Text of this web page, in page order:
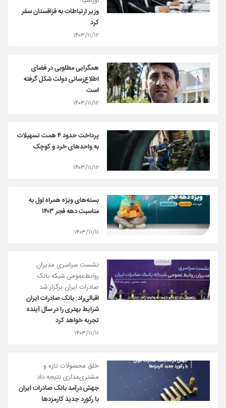
وزیر ارتباطات به قزاقستان سفر
کرد
۱۴۰۳/۱۱/۱۲
همگرایی مطلوبی در فضای
اطلاع‌رسانی دولت شکل گرفته
است
۱۴۰۳/۱۱/۱۲
پرداخت حدود ۴ همت تسهیلات
به واحدهای خرد و کوچک
۱۴۰۳/۱۱/۱۲
بسته‌های ویژه همراه اول به
مناسبت دهه فجر ۱۴۰۳
۱۴۰۳/۱۱/۱۱
نشست سراسری مدیران
روابط‌عمومی شبکه بانک
صادرات ایران برگزار شد
اقبالی‌راد:​ بانک صادرات ایران
شرایط بهتری را در سال آینده
تجربه خواهد کرد
۱۴۰۳/۱۱/۱۱
خلق محصولات تازه و
مشتری‌مداری نتیجه داد
جهش درآمد بانک صادرات ایران
با رکورد جدید کارمزدها